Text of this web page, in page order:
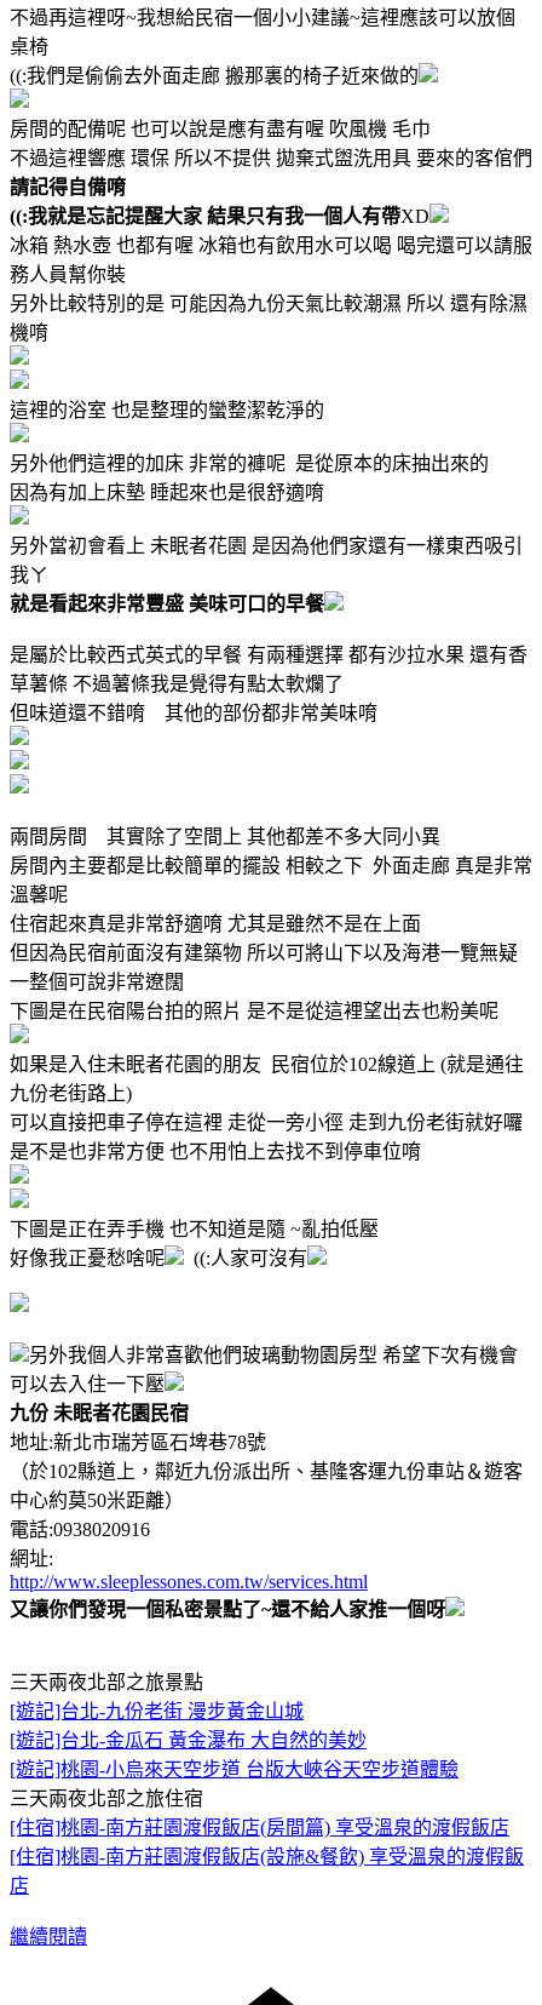
不過再這裡呀~我想給民宿一個小小建議~這裡應該可以放個
桌椅
((:我們是偷偷去外面走廊 搬那裏的椅子近來做的
房間的配備呢 也可以說是應有盡有喔 吹風機 毛巾
不過這裡響應 環保 所以不提供 拋棄式盥洗用具 要來的客倌們
請記得自備唷
((:我就是忘記提醒大家 結果只有我一個人有帶XD
冰箱 熱水壺 也都有喔 冰箱也有飲用水可以喝 喝完還可以請服
務人員幫你裝
另外比較特別的是 可能因為九份天氣比較潮濕 所以 還有除濕
機唷
這裡的浴室 也是整理的蠻整潔乾淨的
另外他們這裡的加床 非常的褲呢 是從原本的床抽出來的
因為有加上床墊 睡起來也是很舒適唷
另外當初會看上 未眠者花園 是因為他們家還有一樣東西吸引
我ㄚ
就是看起來非常豐盛 美味可口的早餐
是屬於比較西式英式的早餐 有兩種選擇 都有沙拉水果 還有香
草薯條 不過薯條我是覺得有點太軟爛了
但味道還不錯唷 其他的部份都非常美味唷
兩間房間 其實除了空間上 其他都差不多大同小異
房間內主要都是比較簡單的擺設 相較之下 外面走廊 真是非常
溫馨呢
住宿起來真是非常舒適唷 尤其是雖然不是在上面
但因為民宿前面沒有建築物 所以可將山下以及海港一覽無疑
一整個可說非常遼闊
下圖是在民宿陽台拍的照片 是不是從這裡望出去也粉美呢
如果是入住未眠者花園的朋友 民宿位於102線道上 (就是通往
九份老街路上)
可以直接把車子停在這裡 走從一旁小徑 走到九份老街就好囉
是不是也非常方便 也不用怕上去找不到停車位唷
下圖是正在弄手機 也不知道是隨 ~亂拍低壓
好像我正憂愁啥呢
((:人家可沒有
另外我個人非常喜歡他們玻璃動物園房型 希望下次有機會
可以去入住一下壓
九份 未眠者花園民宿
地址:新北市瑞芳區石埤巷78號
（於102縣道上，鄰近九份派出所、基隆客運九份車站＆遊客
中心約莫50米距離）
電話:0938020916
網址:
http://www.sleeplessones.com.tw/services.html
又讓你們發現一個私密景點了~還不給人家推一個呀
三天兩夜北部之旅景點
[遊記]台北-九份老街 漫步黃金山城
[遊記]台北-金瓜石 黃金瀑布 大自然的美妙
[遊記]桃園-小烏來天空步道 台版大峽谷天空步道體驗
三天兩夜北部之旅住宿
[住宿]桃園-南方莊園渡假飯店(房間篇) 享受溫泉的渡假飯店
[住宿]桃園-南方莊園渡假飯店(設施&餐飲) 享受溫泉的渡假飯
店
繼續閱讀